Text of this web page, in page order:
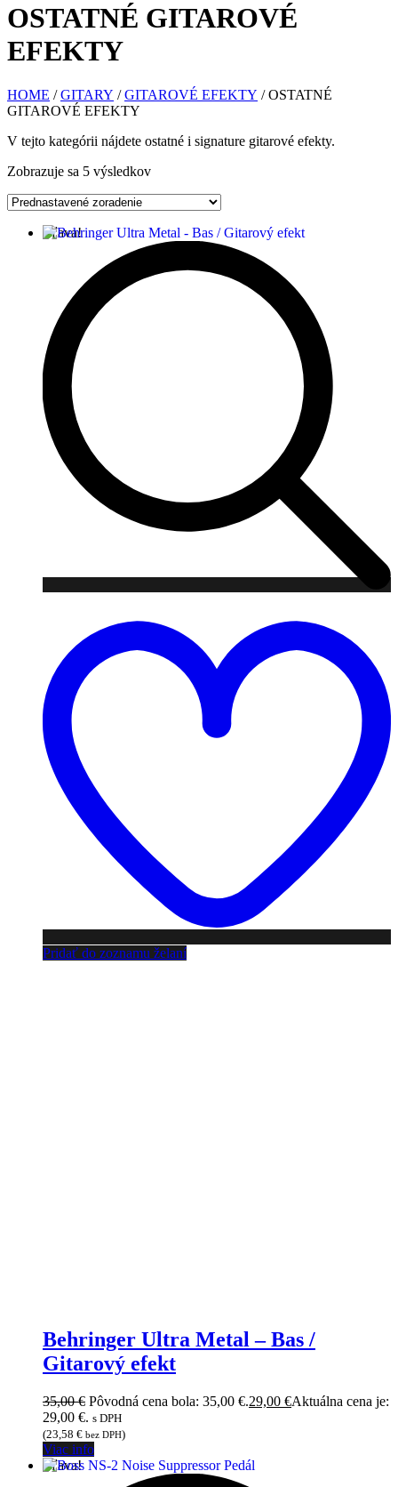
OSTATNÉ GITAROVÉ
EFEKTY
HOME /GITARY /GITAROVÉ EFEKTY / OSTATNÉ
GITAROVÉ EFEKTY
V tejto kategórii nájdete ostatné i signature gitarové efekty.
Zobrazuje sa 5 výsledkov
Zľava!
Pridať do zoznamu želaní
Behringer Ultra Metal – Bas /
Gitarový efekt
35,00€ Pôvodná cena bola: 35,00 €.29,00 €Aktuálna cena je:
29,00 €. s DPH
(23,58 € bez DPH)
Viac info
Zľava!